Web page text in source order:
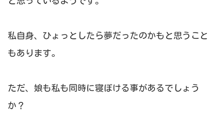
私自身、ひょっとしたら夢だったのかもと思うこと
もあります。
ただ、娘も私も同時に寝ぼける事があるでしょう
か？